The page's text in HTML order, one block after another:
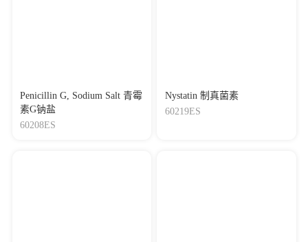
Penicillin G, Sodium Salt 青霉
素G钠盐
60208ES
Nystatin 制真菌素
60219ES